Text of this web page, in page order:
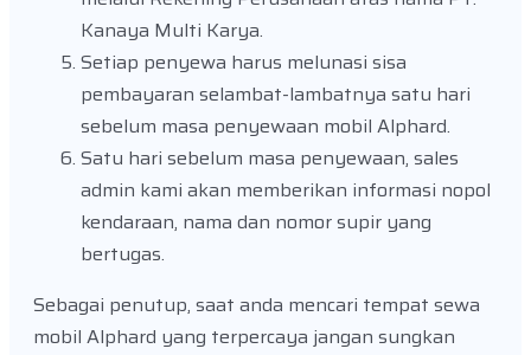
Kanaya Multi Karya.
Setiap penyewa harus melunasi sisa
pembayaran selambat-lambatnya satu hari
sebelum masa penyewaan mobil Alphard.
Satu hari sebelum masa penyewaan, sales
admin kami akan memberikan informasi nopol
kendaraan, nama dan nomor supir yang
bertugas.
Sebagai penutup, saat anda mencari tempat sewa
mobil Alphard yang terpercaya jangan sungkan